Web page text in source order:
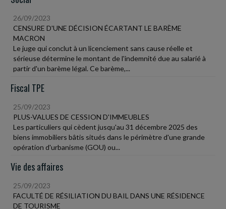
26/09/2023
CENSURE D'UNE DÉCISION ÉCARTANT LE BARÈME
MACRON
Le juge qui conclut à un licenciement sans cause réelle et
sérieuse détermine le montant de l'indemnité due au salarié à
partir d'un barème légal. Ce barème,...
Fiscal TPE
25/09/2023
PLUS-VALUES DE CESSION D'IMMEUBLES
Les particuliers qui cèdent jusqu'au 31 décembre 2025 des
biens immobiliers bâtis situés dans le périmètre d'une grande
opération d'urbanisme (GOU) ou...
Vie des affaires
25/09/2023
FACULTÉ DE RÉSILIATION DU BAIL DANS UNE RÉSIDENCE
DE TOURISME